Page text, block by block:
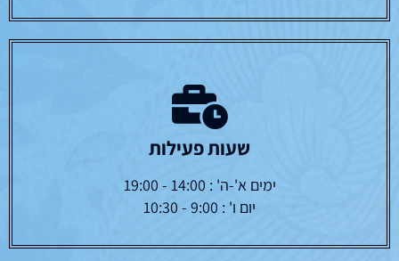
שעות פעילות
ימים א'-ה' : 14:00 - 19:00
יום ו' : 9:00 - 10:30